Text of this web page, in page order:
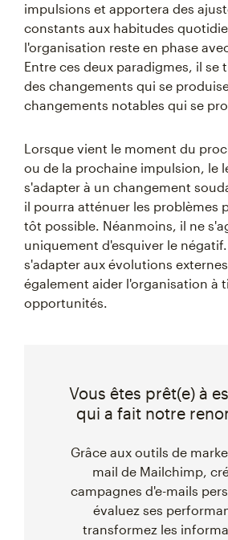
impulsions et apportera des
constants aux habitudes
l'organisation reste en phase
Entre ces deux paradigmes, il se
des changements qui se
changements notables qui se
Lorsque vient le moment du
ou de la prochaine impulsion, le
s'adapter à un changement
il pourra atténuer les problèmes
tôt possible. Néanmoins, il ne
uniquement d'esquiver le
s'adapter aux évolutions
également aider l'organisation à
opportunités.
Vous êtes prêt(e) à
qui a fait notre
Grâce aux outils de
mail de Mailchimp,
campagnes d'e-mails
évaluez ses
transformez les